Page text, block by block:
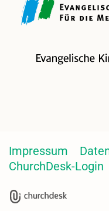
Impressum
ChurchDesk-Login